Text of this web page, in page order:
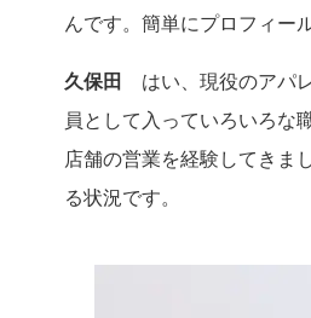
んです。簡単にプロフィー
久保田 はい、現役のアパ
員として入っていろいろな
店舗の営業を経験してきま
る状況です。